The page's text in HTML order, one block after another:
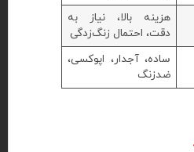
هزینه بالا، نیاز به
دقت، احتمال زنگ‌زدگی
ساده، آجدار، اپوکسی،
ضدزنگ